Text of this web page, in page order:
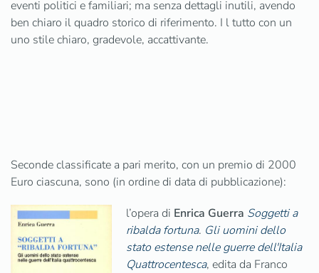
eventi politici e familiari; ma senza dettagli inutili, avendo
ben chiaro il quadro storico di riferimento. I l tutto con un
uno stile chiaro, gradevole, accattivante.
Seconde classificate a pari merito, con un premio di 2000
Euro ciascuna, sono (in ordine di data di pubblicazione):
l’opera di Enrica Guerra Soggetti a
ribalda fortuna. Gli uomini dello
stato estense nelle guerre dell'Italia
Quattrocentesca, edita da Franco